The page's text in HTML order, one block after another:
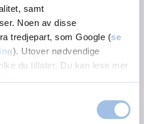
samt
Noen av disse
tredjepart, som Google (se
). Utover nødvendige
du tillater. Du kan lese mer